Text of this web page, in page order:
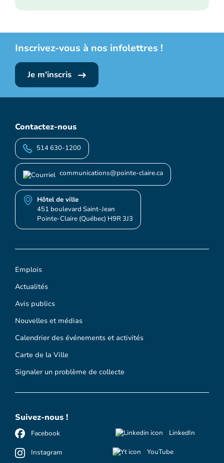
Inscrivez-vous à nos infolettres !
Je m'inscris
Emplois
Actualités
Avis publics
Nouvelles et médias
Calendrier des événements et activités
Carte de la Ville
Signaler un problème de collecte
Contactez-nous
514 630-1200
communications@pointe-claire.ca
Hôtel de ville
451 boulevard Saint-Jean
Pointe-Claire (Québec) H9R 3J3
Suivez-nous !
Facebook
Instagram
LinkedIn
YouTube